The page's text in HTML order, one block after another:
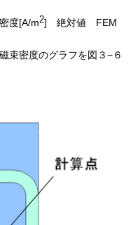
[A/m2] 絶対値 FEM
束密度のグラフを図３−６